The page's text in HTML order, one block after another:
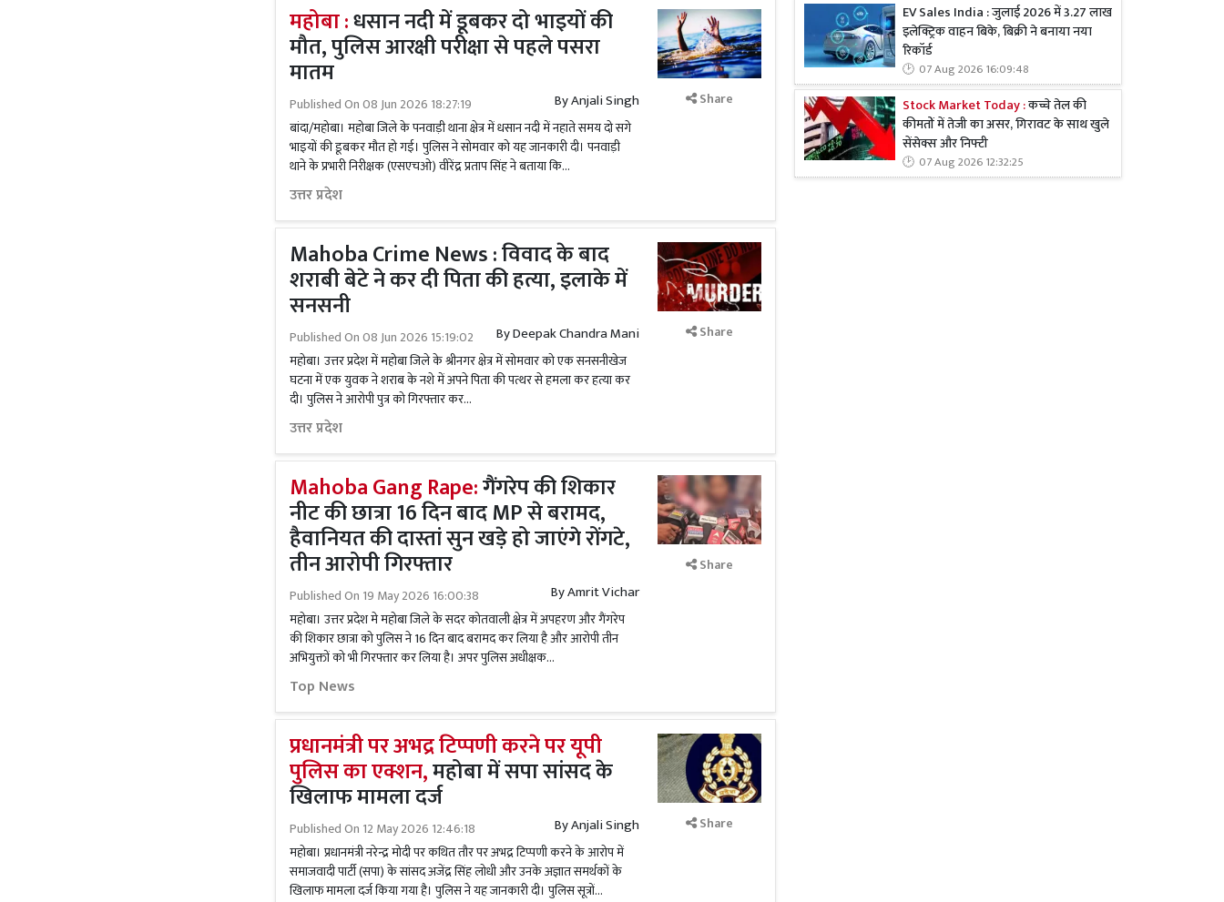
महोबा :धसान नदी में डूबकर दो भाइयों की
मौत, पुलिस आरक्षी परीक्षा से पहले पसरा
मातम
Published On08 Jun 2026 18:27:19 ByAnjali Singh
बांदा/महोबा। महोबा जिले के पनवाड़ी थाना क्षेत्र में धसान नदी में नहाते समय दो सगे
भाइयों की डूबकर मौत हो गई। पुलिस ने सोमवार को यह जानकारी दी। पनवाड़ी
थाने के प्रभारी निरीक्षक (एसएचओ) वीरेंद्र प्रताप सिंह ने बताया कि...
उत्तर प्रदेश
Share
Mahoba Crime News : विवाद के बाद
शराबी बेटे ने कर दी पिता की हत्या, इलाके में
सनसनी
Published On08 Jun 2026 15:19:02 ByDeepak Chandra Mani
महोबा। उत्तर प्रदेश में महोबा जिले के श्रीनगर क्षेत्र में सोमवार को एक सनसनीखेज
घटना में एक युवक ने शराब के नशे में अपने पिता की पत्थर से हमला कर हत्या कर
दी। पुलिस ने आरोपी पुत्र को गिरफ्तार कर...
उत्तर प्रदेश
Share
Mahoba Gang Rape:गैंगरेप की शिकार
नीट की छात्रा 16 दिन बाद MP से बरामद,
हैवानियत की दास्तां सुन खड़े हो जाएंगे रोंगटे,
तीन आरोपी गिरफ्तार
Published On 19 May 2026 16:00:38 ByAmrit Vichar
महोबा। उत्तर प्रदेश मे महोबा जिले के सदर कोतवाली क्षेत्र में अपहरण और गैंगरेप
की शिकार छात्रा को पुलिस ने 16 दिन बाद बरामद कर लिया है और आरोपी तीन
अभियुक्तों को भी गिरफ्तार कर लिया है। अपर पुलिस अधीक्षक...
Top News
Share
प्रधानमंत्री पर अभद्र टिप्पणी करने पर यूपी
पुलिस का एक्शन,महोबा में सपा सांसद के
खिलाफ मामला दर्ज
Published On 12 May 2026 12:46:18 ByAnjali Singh
महोबा। प्रधानमंत्री नरेन्द्र मोदी पर कथित तौर पर अभद्र टिप्पणी करने के आरोप में
समाजवादी पार्टी (सपा) के सांसद अजेंद्र सिंह लोधी और उनके अज्ञात समर्थकों के
खिलाफ मामला दर्ज किया गया है। पुलिस ने यह जानकारी दी। पुलिस सूत्रों...
Share
EV Sales India : जुलाई 2026 में 3.27 लाख
इलेक्ट्रिक वाहन बिके, बिक्री ने बनाया नया
रिकॉर्ड
07 Aug 2026 16:09:48
Stock Market Today :कच्चे तेल की
कीमतों में तेजी का असर, गिरावट के साथ खुले
सेंसेक्स और निफ्टी
07 Aug 2026 12:32:25